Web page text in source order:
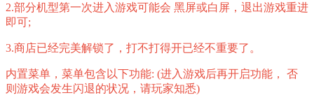
2.部分机型第一次进入游戏可能会 黑屏或白屏，退出游戏重进
即可;
3.商店已经完美解锁了，打不打得开已经不重要了。
内置菜单，菜单包含以下功能: (进入游戏后再开启功能， 否
则游戏会发生闪退的状况，请玩家知悉)